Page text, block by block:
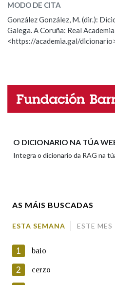
ESCOLLE UNHA OPCIÓN:
Observación Hai un
Propoño mellorar a
Nome
MODO DE CITA
González González, M. (dir.):
Galega. A Coruña: Real
<https://academia.gal/
O DICIONARIO NA TÚA
Integra o dicionario da RAG na
AS MÁIS BUSCADAS
ESTA SEMANA ESTE MES
1 baio
2 cerzo